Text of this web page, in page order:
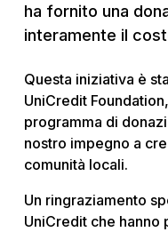
ha fornito una
interamente il
Questa iniziativa è
UniCredit
programma di
nostro impegno a
comunità locali.
Un ringraziamento
UniCredit che